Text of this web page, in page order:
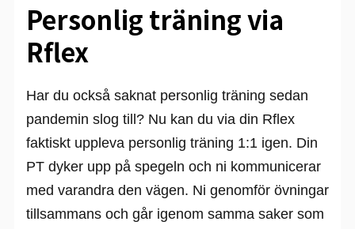
Personlig träning via
Rflex
Har du också saknat personlig träning sedan
pandemin slog till? Nu kan du via din Rflex
faktiskt uppleva personlig träning 1:1 igen. Din
PT dyker upp på spegeln och ni kommunicerar
med varandra den vägen. Ni genomför övningar
tillsammans och går igenom samma saker som